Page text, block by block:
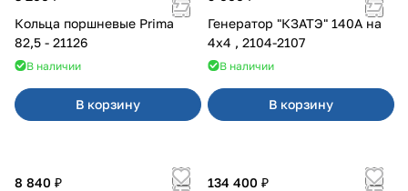
Кольца поршневые Prima
82,5 - 21126
В наличии
В корзину
Генератор "КЗАТЭ" 140А на
4x4 , 2104-2107
В наличии
В корзину
8 840 ₽
134 400 ₽